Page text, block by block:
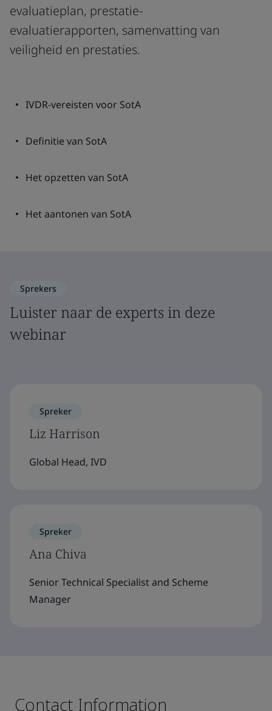
evaluatieplan, prestatie-
evaluatierapporten, samenvatting van
veiligheid en prestaties.
IVDR-vereisten voor SotA
Definitie van SotA
Het opzetten van SotA
Het aantonen van SotA
Sprekers
Luister naar de experts in deze
webinar
Spreker
Liz Harrison
Global Head, IVD
Spreker
Ana Chiva
Senior Technical Specialist and Scheme
Manager